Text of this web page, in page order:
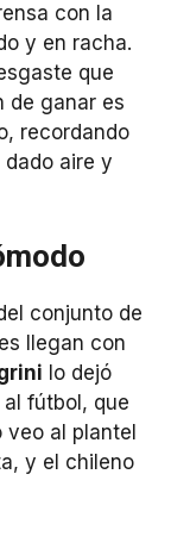
con la
y en racha.
que
de ganar es
recordando
aire y
conjunto de
llegan con
lo dejó
al fútbol, que
veo al plantel
y el chileno